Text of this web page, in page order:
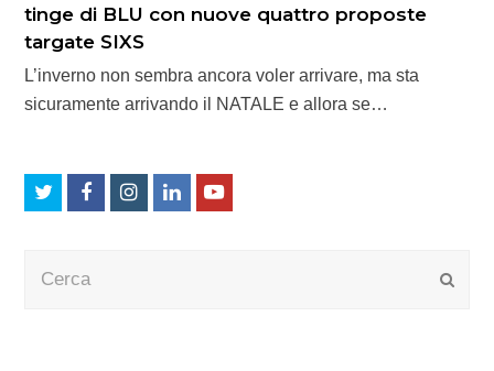
tinge di BLU con nuove quattro proposte
targate SIXS
L’inverno non sembra ancora voler arrivare, ma sta
sicuramente arrivando il NATALE e allora se…
TwitterFacebookInstagram
LinkedInYoutube